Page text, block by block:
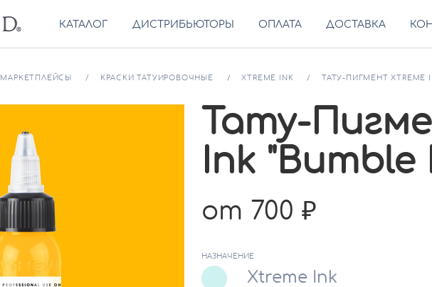
КАТАЛОГ ДИСТРИБЬЮТОРЫ ОПЛАТА ДОСТАВКА
МАРКЕТПЛЕЙСЫ КРАСКИ ТАТУИРОВОЧНЫЕ XTREME INK ТАТУ-ПИГМЕНТ XTREME
Тату-
Ink "Bumble
от 700
НАЗНАЧЕНИЕ
Xtreme Ink